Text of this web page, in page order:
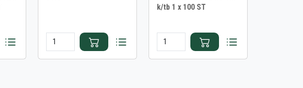
k/tb 1 x 100 ST